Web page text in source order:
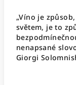
„Víno je
světem, je to
nenapsané
Giorgi